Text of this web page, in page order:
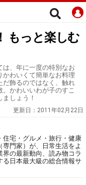
もっと楽しむ
、年に一度の特別なお
わいくて簡単なお料理
だ飾るのではなく、触れ
かわいいわが子のすこ
しょう！
更新日： 2011年02月22日
住宅・グルメ・旅行・健康
門家）が、日常生活をよ
の最新動向、読み物コラ
る日本最大級の総合情報サ